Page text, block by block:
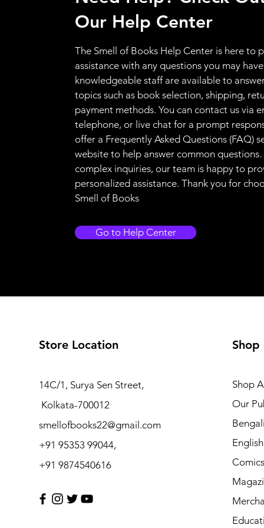
Our Help Center
The Smell of Books Help Center is here to
assistance with any questions you may
knowledgeable staff are available to
topics such as book selection, shipping,
payment methods. You can contact us via
telephone, or live chat for a prompt
offer a Frequently Asked Questions (FAQ)
website to help answer common
complex inquiries, our team is happy to
personalized assistance. Thank you for
Smell of Books
Go to Help Center
Store Location
14C/1, Surya Sen Street,
Kolkata-700012
smellofbooks22@gmail.com
+91 95353 99044,
+91 9874540616
Shop
Shop All
Our
Comics